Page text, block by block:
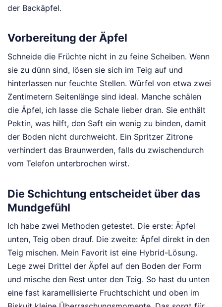
der Backäpfel.
Vorbereitung der Äpfel
Schneide die Früchte nicht in zu feine Scheiben. Wenn
sie zu dünn sind, lösen sie sich im Teig auf und
hinterlassen nur feuchte Stellen. Würfel von etwa zwei
Zentimetern Seitenlänge sind ideal. Manche schälen
die Äpfel, ich lasse die Schale lieber dran. Sie enthält
Pektin, was hilft, den Saft ein wenig zu binden, damit
der Boden nicht durchweicht. Ein Spritzer Zitrone
verhindert das Braunwerden, falls du zwischendurch
vom Telefon unterbrochen wirst.
Die Schichtung entscheidet über das
Mundgefühl
Ich habe zwei Methoden getestet. Die erste: Äpfel
unten, Teig oben drauf. Die zweite: Äpfel direkt in den
Teig mischen. Mein Favorit ist eine Hybrid-Lösung.
Lege zwei Drittel der Äpfel auf den Boden der Form
und mische den Rest unter den Teig. So hast du unten
eine fast karamellisierte Fruchtschicht und oben im